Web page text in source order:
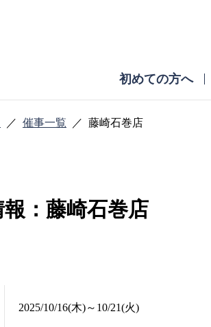
初めての方へ
催事一覧 藤崎石巻店
：藤崎石巻店
2025/10/16(木)～10/21(火)